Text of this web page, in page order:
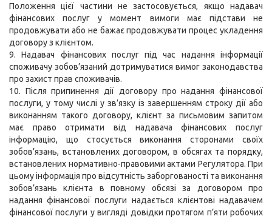
Положення цієї частини не застосовується, якщо надавач
фінансових послуг у момент вимоги має підстави не
продовжувати або не бажає продовжувати процес укладення
договору з клієнтом.
9. Надавач фінансових послуг під час надання інформації
споживачу зобов’язаний дотримуватися вимог законодавства
про захист прав споживачів.
10. Після припинення дії договору про надання фінансової
послуги, у тому числі у зв’язку із завершенням строку дії або
виконанням такого договору, клієнт за письмовим запитом
має право отримати від надавача фінансових послуг
інформацію, що стосується виконання сторонами своїх
зобов’язань, встановлених договором, в обсягах та порядку,
встановлених нормативно-правовими актами Регулятора. При
цьому інформація про відсутність заборгованості та виконання
зобов’язань клієнта в повному обсязі за договором про
надання фінансової послуги надається клієнтові надавачем
фінансової послуги у вигляді довідки протягом п’яти робочих